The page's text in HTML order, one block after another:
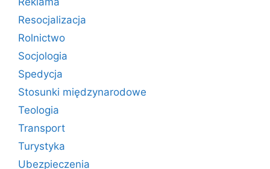
Resocjalizacja
Rolnictwo
Socjologia
Spedycja
Stosunki międzynarodowe
Teologia
Transport
Turystyka
Ubezpieczenia